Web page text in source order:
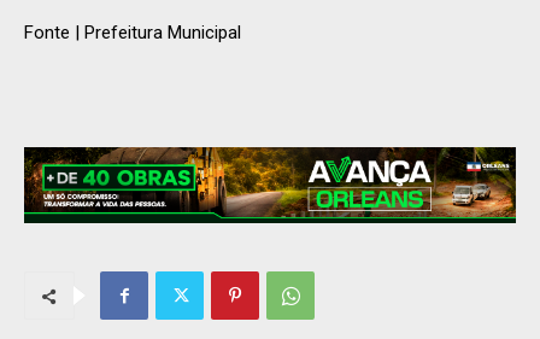
Fonte | Prefeitura Municipal